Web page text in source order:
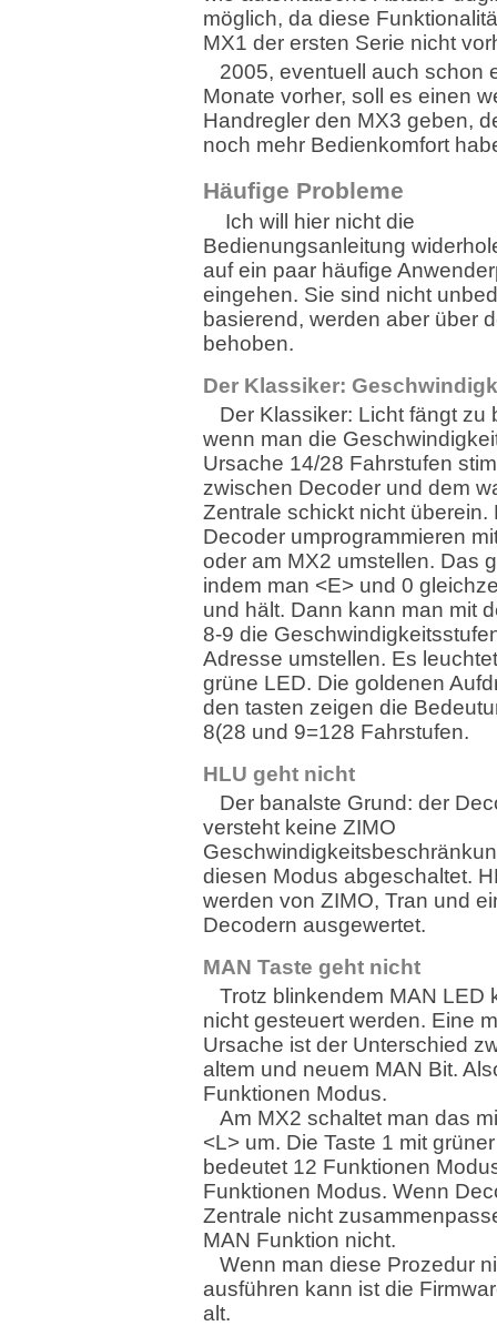
möglich, da diese
MX1 der ersten Serie nicht
2005, eventuell auch schon
Monate vorher, soll es einen
Handregler den MX3 geben,
noch mehr Bedienkomfort
Häufige Probleme
Ich will hier nicht die
Bedienungsanleitung
auf ein paar häufige
eingehen. Sie sind nicht
basierend, werden aber über
behoben.
Der Klassiker:
Der Klassiker: Licht fängt zu
wenn man die
Ursache 14/28 Fahrstufen
zwischen Decoder und dem
Zentrale schickt nicht überein.
Decoder umprogrammieren
oder am MX2 umstellen. Das
indem man <E> und 0
und hält. Dann kann man mit
8-9 die
Adresse umstellen. Es
grüne LED. Die goldenen
den tasten zeigen die
8(28 und 9=128 Fahrstufen.
HLU geht nicht
Der banalste Grund: der
versteht keine ZIMO
diesen Modus abgeschaltet.
werden von ZIMO, Tran und
Decodern ausgewertet.
MAN Taste geht nicht
Trotz blinkendem MAN LED
nicht gesteuert werden. Eine
Ursache ist der Unterschied
altem und neuem MAN Bit.
Funktionen Modus.
Am MX2 schaltet man das
<L> um. Die Taste 1 mit
bedeutet 12 Funktionen
Funktionen Modus. Wenn
Zentrale nicht
MAN Funktion nicht.
Wenn man diese Prozedur
ausführen kann ist die
alt.